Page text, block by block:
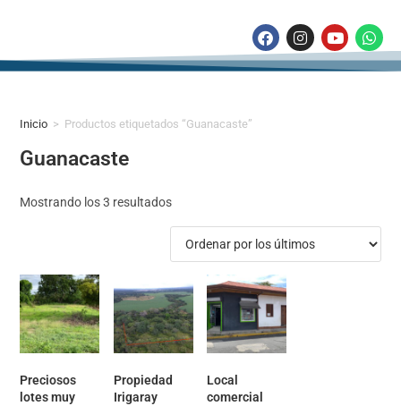
Inicio > Productos etiquetados “Guanacaste”
Guanacaste
Mostrando los 3 resultados
Preciosos
lotes muy
Propiedad
Irigaray
Local
comercial